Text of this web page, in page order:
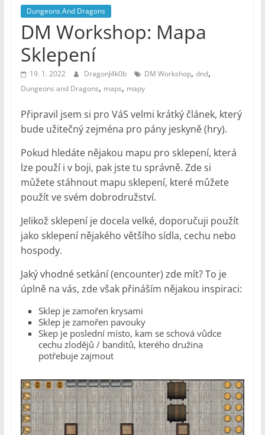
Dungeons And Dragons
DM Workshop: Mapa
Sklepení
19. 1. 2022 DragonJ4k0b DM Workshop, dnd,
Dungeons and Dragons, maps, mapy
Připravil jsem si pro VáS velmi krátký článek, který
bude užitečný zejména pro pány jeskyně (hry).
Pokud hledáte nějakou mapu pro sklepení, která
lze použí i v boji, pak jste tu správně. Zde si
můžete stáhnout mapu sklepení, které můžete
použít ve svém dobrodružství.
Jelikož sklepení je docela velké, doporučuji použít
jako sklepení nějakého většího sídla, cechu nebo
hospody.
Jaký vhodné setkání (encounter) zde mít? To je
úplně na vás, zde však přináším nějakou inspiraci:
Sklep je zamořen krysami
Sklep je zamořen pavouky
Skep je poslední místo, kam se schová vůdce
cechu zlodějů / banditů, kterého družina
potřebuje zajmout